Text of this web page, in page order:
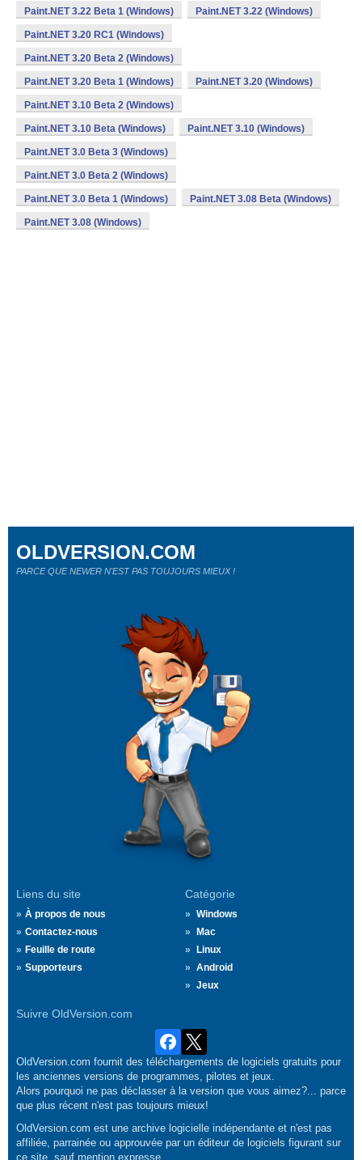
Paint.NET 3.22 Beta 1 (Windows) Paint.NET 3.22 (Windows)
Paint.NET 3.20 RC1 (Windows)
Paint.NET 3.20 Beta 2 (Windows)
Paint.NET 3.20 Beta 1 (Windows) Paint.NET 3.20 (Windows)
Paint.NET 3.10 Beta 2 (Windows)
Paint.NET 3.10 Beta (Windows) Paint.NET 3.10 (Windows)
Paint.NET 3.0 Beta 3 (Windows)
Paint.NET 3.0 Beta 2 (Windows)
Paint.NET 3.0 Beta 1 (Windows) Paint.NET 3.08 Beta (Windows)
Paint.NET 3.08 (Windows)
Liens du site
À propos de nous
Contactez-nous
Feuille de route
Supporteurs
Catégorie
Windows
Mac
Linux
Android
Jeux
Suivre OldVersion.com
OLDVERSION.COM
PARCE QUE NEWER N'EST PAS TOUJOURS MIEUX !
OldVersion.com fournit des téléchargements de logiciels gratuits pour
les anciennes versions de programmes, pilotes et jeux.
Alors pourquoi ne pas déclasser à la version que vous aimez?... parce
que plus récent n'est pas toujours mieux!
OldVersion.com est une archive logicielle indépendante et n'est pas
affiliée, parrainée ou approuvée par un éditeur de logiciels figurant sur
ce site, sauf mention expresse.